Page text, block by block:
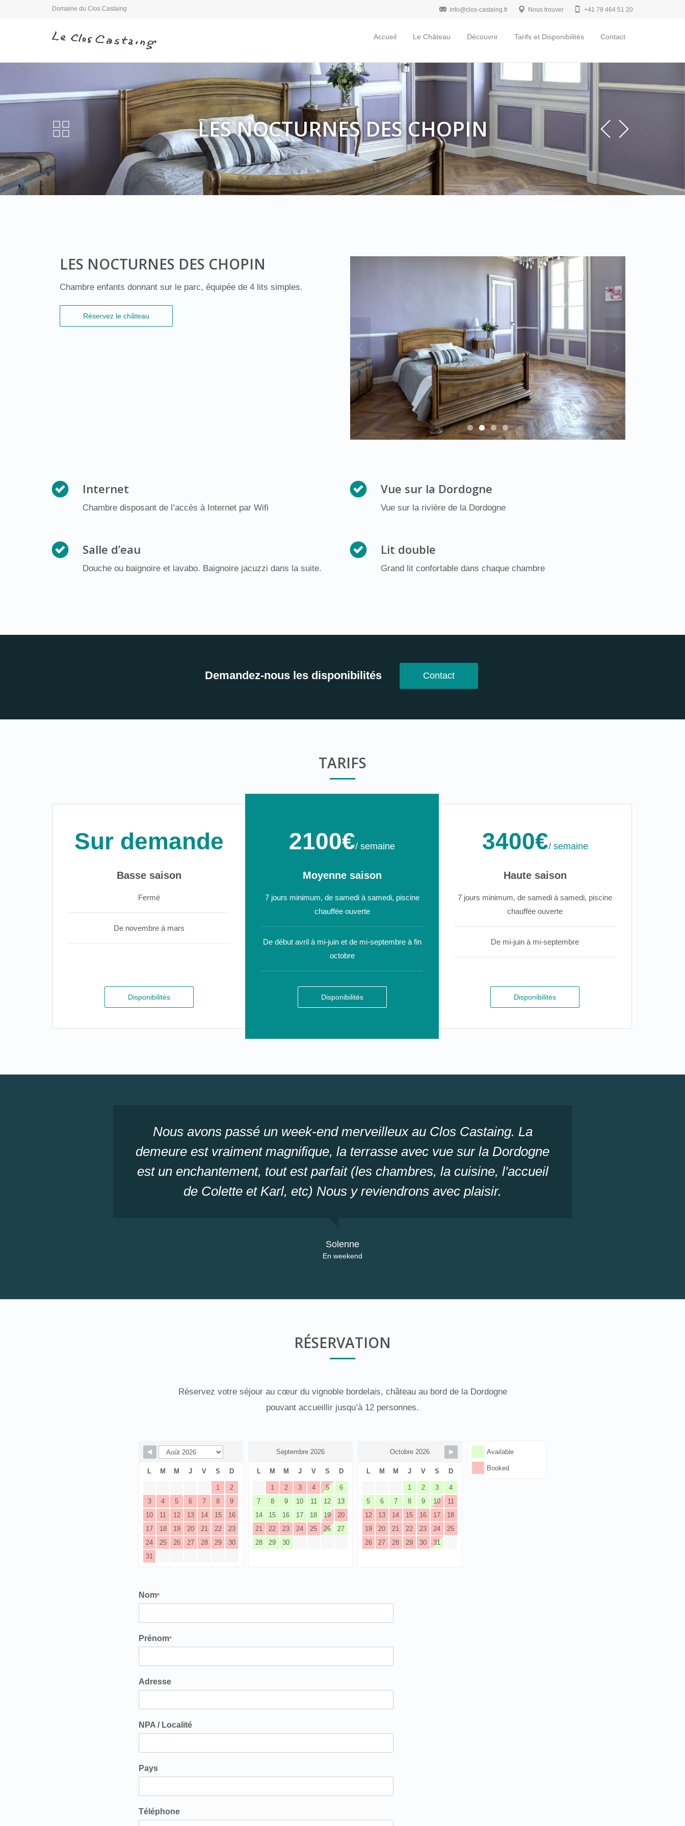
Domaine du Clos Castaing info@clos-castaing.fr Nous trouver +41 79 464 51 20
Accueil Le Château Découvrir Tarifs et Disponibilités Contact
LES NOCTURNES DES CHOPIN
LES NOCTURNES DES CHOPIN
Chambre enfants donnant sur le parc, équipée de 4 lits simples.
Réservez le château
Internet
Chambre disposant de l’accès à Internet par Wifi
Vue sur la Dordogne
Vue sur la rivière de la Dordogne
Salle d’eau
Douche ou baignoire et lavabo. Baignoire jacuzzi dans la suite.
Lit double
Grand lit confortable dans chaque chambre
Demandez-nous les disponibilités Contact
TARIFS
Sur demande
Basse saison
Fermé
De novembre à mars
Disponibilités
2100€/ semaine
Moyenne saison
7 jours minimum, de samedi à samedi, piscine
chauffée ouverte
De début avril à mi-juin et de mi-septembre à fin
octobre
Disponibilités
3400€/ semaine
Haute saison
7 jours minimum, de samedi à samedi, piscine
chauffée ouverte
De mi-juin à mi-septembre
Disponibilités
Nous avons passé un week-end merveilleux au Clos Castaing. La
demeure est vraiment magnifique, la terrasse avec vue sur la Dordogne
est un enchantement, tout est parfait (les chambres, la cuisine, l'accueil
de Colette et Karl, etc) Nous y reviendrons avec plaisir.
Solenne
En weekend
RÉSERVATION
Réservez votre séjour au cœur du vignoble bordelais, château au bord de la Dordogne
pouvant accueillir jusqu’à 12 personnes.
Available
Booked
L M M J V S D
1
2
3
4 5 6 7 8
9
10
11 12 13 14 15
16
17
18 19 20 21 22
23
24
25 26 27 28 29
30
31
Septembre 2026
L M M J V S D
1 2 3 4 5
6
7
8 9 10 11 12
13
14
15 16 17 18 19
20
21
22 23 24 25 26
27
28
29 30
Octobre 2026
L M M J V S D
1 2 3
4
5
6 7 8 9 10
11
12
13 14 15 16 17
18
19
20 21 22 23 24
25
26
27 28 29 30 31
Nom*
Prénom*
Adresse
NPA / Localité
Pays
Téléphone